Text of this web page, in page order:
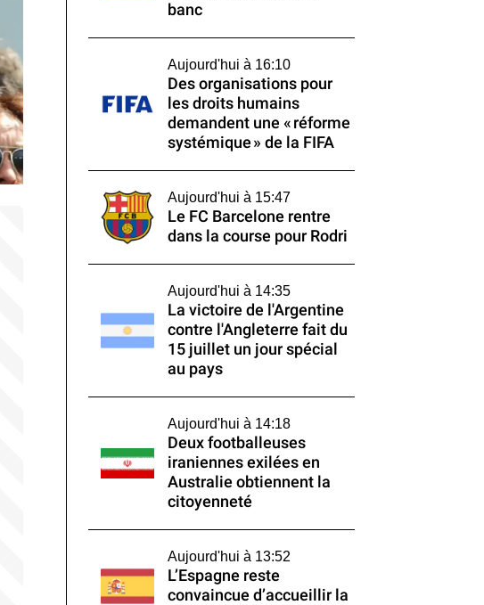
banc
Aujourd'hui à 16:10
Des organisations pour
les droits humains
demandent une « réforme
systémique » de la FIFA
Aujourd'hui à 15:47
Le FC Barcelone rentre
dans la course pour Rodri
Aujourd'hui à 14:35
La victoire de l'Argentine
contre l'Angleterre fait du
15 juillet un jour spécial
au pays
Aujourd'hui à 14:18
Deux footballeuses
iraniennes exilées en
Australie obtiennent la
citoyenneté
Aujourd'hui à 13:52
L’Espagne reste
convaincue d’accueillir la